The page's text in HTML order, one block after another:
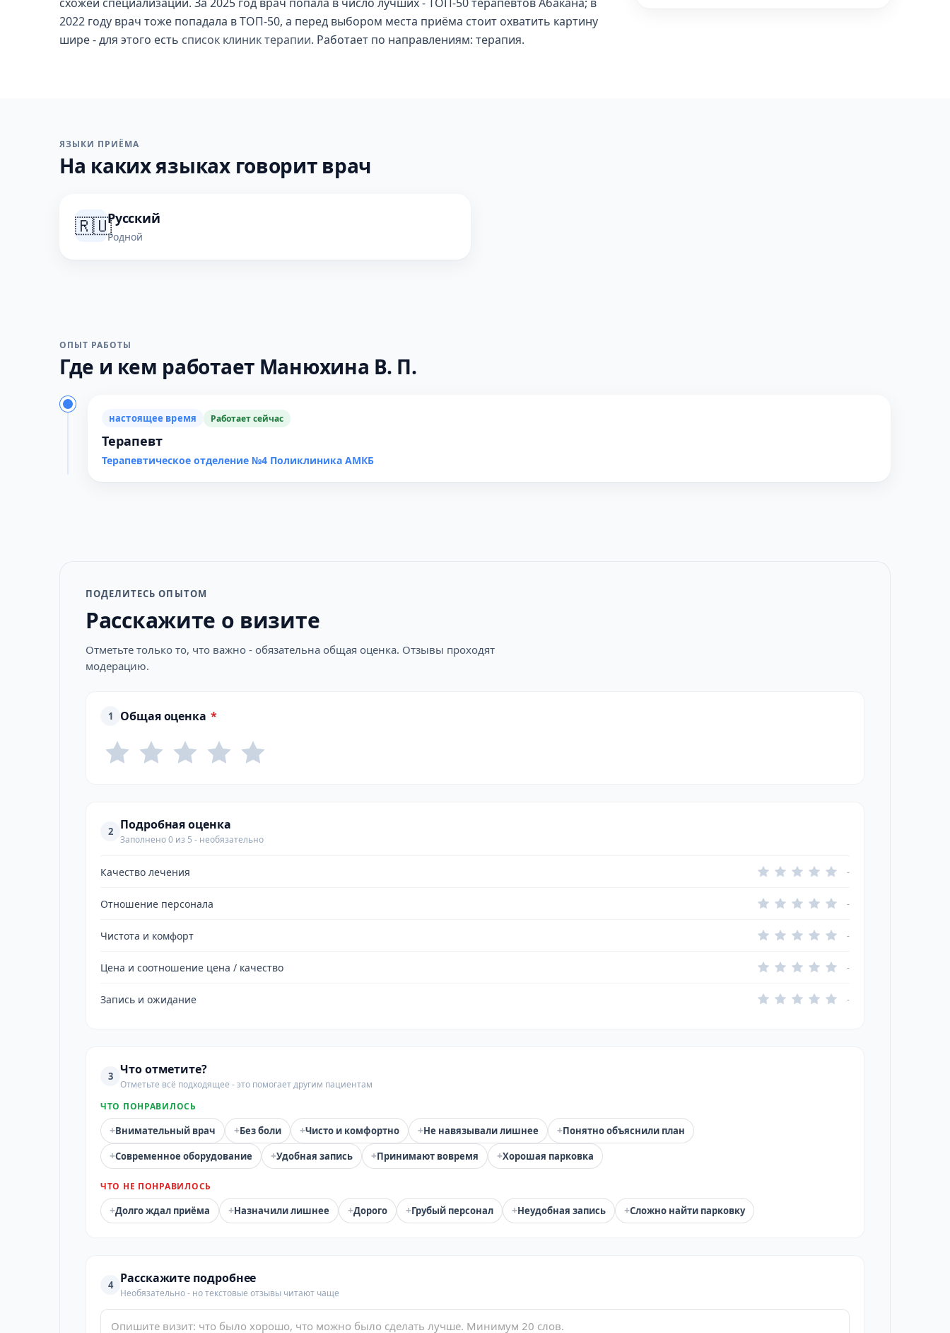
2022 году врач тоже попадала в ТОП-50, а перед выбором места приёма стоит охватить картину
шире - для этого есть список клиник терапии. Работает по направлениям: терапия.
ЯЗЫКИ ПРИЁМА
На каких языках говорит врач
🇷🇺Русский
Родной
ОПЫТ РАБОТЫ
Где и кем работает Манюхина В. П.
настоящее время Работает сейчас
Терапевт
Терапевтическое отделение №4 Поликлиника АМКБ
ПОДЕЛИТЕСЬ ОПЫТОМ
Расскажите о визите
Отметьте только то, что важно - обязательна общая оценка. Отзывы проходят
модерацию.
1 Общая оценка *
2 Подробная оценка
Заполнено 0 из 5 - необязательно
Качество лечения -
Отношение персонала -
Чистота и комфорт -
Цена и соотношение цена / качество -
Запись и ожидание -
3 Что отметите?
Отметьте всё подходящее - это помогает другим пациентам
ЧТО ПОНРАВИЛОСЬ
+Внимательный врач +Без боли +Чисто и комфортно +Не навязывали лишнее +Понятно объяснили план
+Современное оборудование +Удобная запись +Принимают вовремя +Хорошая парковка
ЧТО НЕ ПОНРАВИЛОСЬ
+Долго ждал приёма +Назначили лишнее +Дорого +Грубый персонал +Неудобная запись +Сложно найти парковку
4 Расскажите подробнее
Необязательно - но текстовые отзывы читают чаще